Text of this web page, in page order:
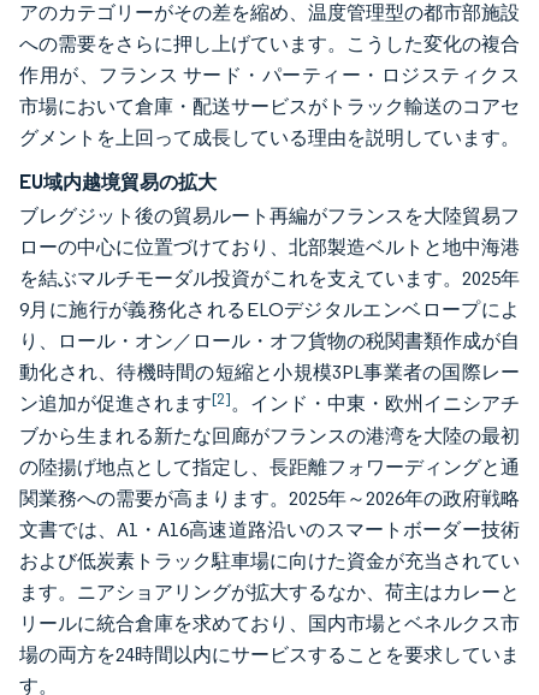
アのカテゴリーがその差を縮め、温度管理型の都市部施設
への需要をさらに押し上げています。こうした変化の複合
作用が、フランス サード・パーティー・ロジスティクス
市場において倉庫・配送サービスがトラック輸送のコアセ
グメントを上回って成長している理由を説明しています。
EU域内越境貿易の拡大
ブレグジット後の貿易ルート再編がフランスを大陸貿易フ
ローの中心に位置づけており、北部製造ベルトと地中海港
を結ぶマルチモーダル投資がこれを支えています。2025年
9月に施行が義務化されるELOデジタルエンベロープによ
り、ロール・オン／ロール・オフ貨物の税関書類作成が自
動化され、待機時間の短縮と小規模3PL事業者の国際レー
ン追加が促進されます[2]。インド・中東・欧州イニシアチ
ブから生まれる新たな回廊がフランスの港湾を大陸の最初
の陸揚げ地点として指定し、長距離フォワーディングと通
関業務への需要が高まります。2025年～2026年の政府戦略
文書では、A1・A16高速道路沿いのスマートボーダー技術
および低炭素トラック駐車場に向けた資金が充当されてい
ます。ニアショアリングが拡大するなか、荷主はカレーと
リールに統合倉庫を求めており、国内市場とベネルクス市
場の両方を24時間以内にサービスすることを要求していま
す。